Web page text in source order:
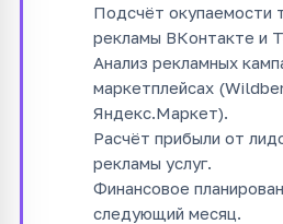
Подсчёт окупаемости
рекламы ВКонтакте и
Анализ рекламных
маркетплейсах
Яндекс.Маркет).
Расчёт прибыли от
рекламы услуг.
Финансовое
следующий месяц.